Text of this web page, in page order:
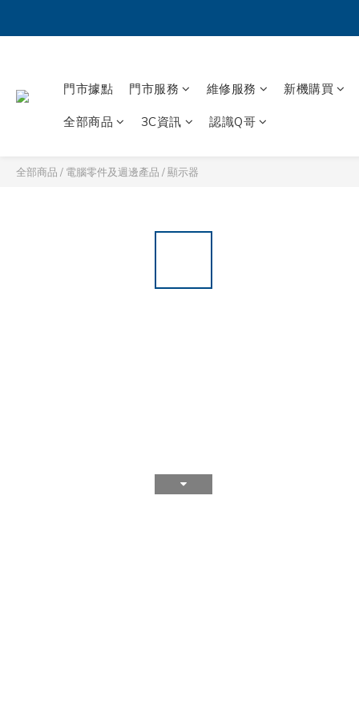
門市據點 門市服務 維修服務 新機購買
全部商品 3C資訊 認識Q哥
全部商品 / 電腦零件及週邊產品 /顯示器